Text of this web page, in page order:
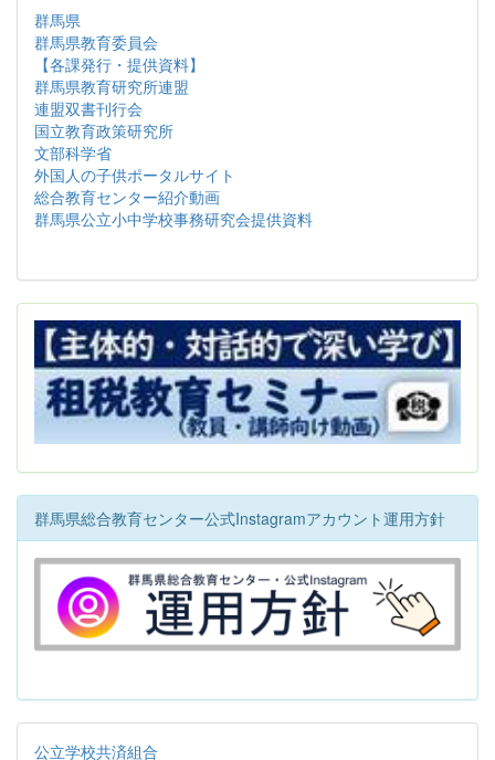
群馬県
群馬県教育委員会
【各課発行・提供資料】
群馬県教育研究所連盟
連盟双書刊行会
国立教育政策研究所
文部科学省
外国人の子供ポータルサイト
総合教育センター紹介動画
群馬県公立小中学校事務研究会提供資料
群馬県総合教育センター公式Instagramアカウント運用方針
公立学校共済組合